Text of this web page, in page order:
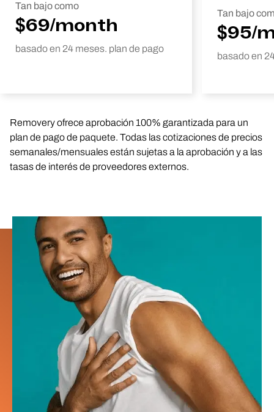
Tan bajo como
$69/month
basado en 24 meses. plan de pago
Tan bajo
$95/
basado en
Removery ofrece aprobación 100% garantizada para un
plan de pago de paquete. Todas las cotizaciones de precios
semanales/mensuales están sujetas a la aprobación y a las
tasas de interés de proveedores externos.